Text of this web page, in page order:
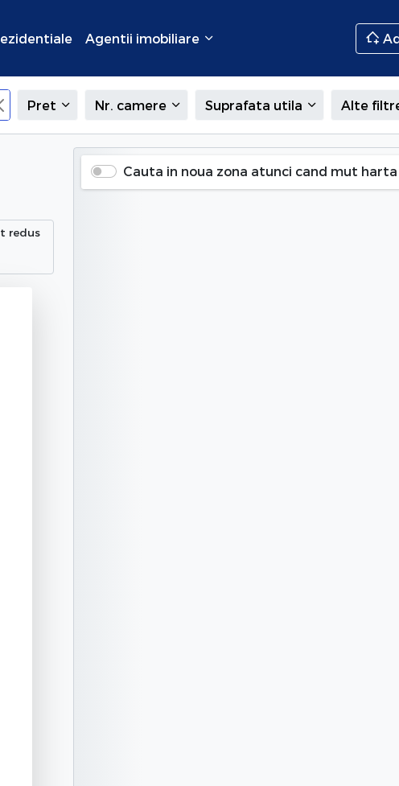
Agentii imobiliare
Pret Nr. camere Suprafata utila Alte
redus
Cauta in noua zona atunci cand mut harta